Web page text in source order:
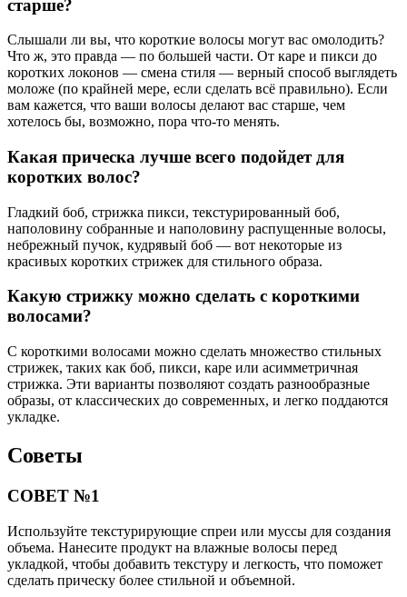
старше?
Слышали ли вы, что короткие волосы могут вас омолодить?
Что ж, это правда — по большей части. От каре и пикси до
коротких локонов — смена стиля — верный способ выглядеть
моложе (по крайней мере, если сделать всё правильно). Если
вам кажется, что ваши волосы делают вас старше, чем
хотелось бы, возможно, пора что-то менять.
Какая прическа лучше всего подойдет для
коротких волос?
Гладкий боб, стрижка пикси, текстурированный боб,
наполовину собранные и наполовину распущенные волосы,
небрежный пучок, кудрявый боб — вот некоторые из
красивых коротких стрижек для стильного образа.
Какую стрижку можно сделать с короткими
волосами?
С короткими волосами можно сделать множество стильных
стрижек, таких как боб, пикси, каре или асимметричная
стрижка. Эти варианты позволяют создать разнообразные
образы, от классических до современных, и легко поддаются
укладке.
Советы
СОВЕТ №1
Используйте текстурирующие спреи или муссы для создания
объема. Нанесите продукт на влажные волосы перед
укладкой, чтобы добавить текстуру и легкость, что поможет
сделать прическу более стильной и объемной.